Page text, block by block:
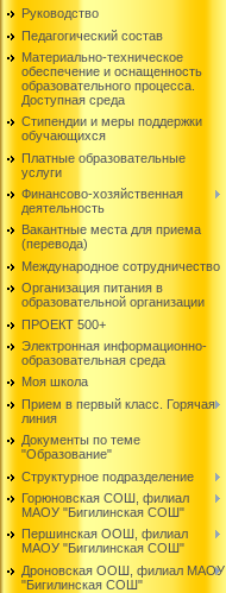
Руководство
Педагогический состав
Материально-техническое
обеспечение и оснащенность
образовательного процесса.
Доступная среда
Стипендии и меры поддержки
обучающихся
Платные образовательные
услуги
Финансово-хозяйственная
деятельность
Вакантные места для приема
(перевода)
Международное сотрудничество
Организация питания в
образовательной организации
ПРОЕКТ 500+
Электронная информационно-
образовательная среда
Моя школа
Прием в первый класс. Горячая
линия
Документы по теме
"Образование"
Структурное подразделение
Горюновская СОШ, филиал
МАОУ "Бигилинская СОШ"
Першинская ООШ, филиал
МАОУ "Бигилинская СОШ"
Дроновская ООШ, филиал МАОУ
"Бигилинская СОШ"